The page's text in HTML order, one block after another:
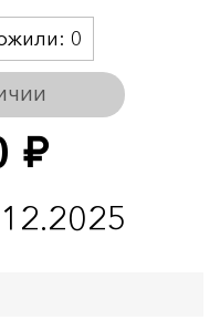
руб.
0